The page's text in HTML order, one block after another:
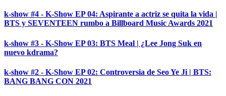
k-show #4 - K-Show EP 04: Aspirante a actriz se quita la vida |
BTS y SEVENTEEN rumbo a Billboard Music Awards 2021
k-show #3 - K-Show EP 03: BTS Meal | ¿Lee Jong Suk en
nuevo kdrama?
k-show #2 - K-Show EP 02: Controversia de Seo Ye Ji | BTS:
BANG BANG CON 2021